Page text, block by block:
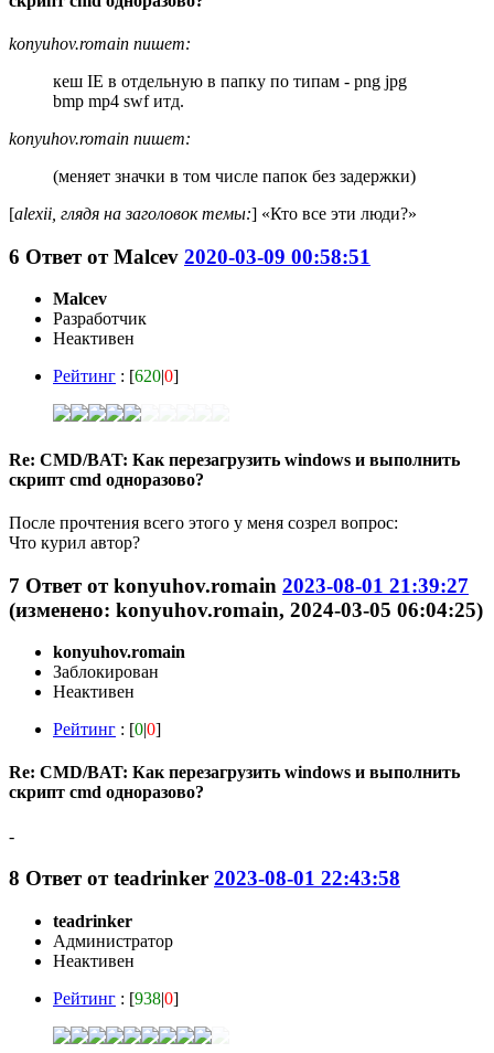
konyuhov.romain пишет:
кеш IE в отдельную в папку по типам - png jpg
bmp mp4 swf итд.
konyuhov.romain пишет:
(меняет значки в том числе папок без задержки)
[alexii, глядя на заголовок темы:] «Кто все эти люди?»
6 Ответ отMalcev 2020-03-09 00:58:51
Malcev
Разработчик
Неактивен
Рейтинг : [620|0]
Re: CMD/BAT: Как перезагрузить windows и выполнить
скрипт cmd одноразово?
После прочтения всего этого у меня созрел вопрос:
Что курил автор?
7 Ответ отkonyuhov.romain 2023-08-01 21:39:27
(изменено: konyuhov.romain, 2024-03-05 06:04:25)
konyuhov.romain
Заблокирован
Неактивен
Рейтинг : [0|0]
Re: CMD/BAT: Как перезагрузить windows и выполнить
скрипт cmd одноразово?
-
8 Ответ отteadrinker 2023-08-01 22:43:58
teadrinker
Администратор
Неактивен
Рейтинг : [938|0]